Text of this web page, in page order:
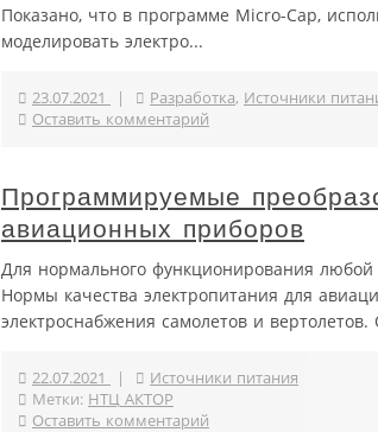
Показано, что в программе Micro-Cap,
моделировать электро...
23.07.2021 | Разработка, Источники
Оставить комментарий
Программируемые
авиационных приборов
Для нормального функционирования любой
Нормы качества электропитания для
электроснабжения самолетов и
22.07.2021 |
Источники питания
Метки: НТЦ АКТОР
Оставить комментарий